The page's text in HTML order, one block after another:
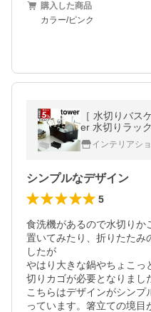
購入した商品
カラー/ピンク
［ 水切りバス
er 水切りラッ
かご キッチン
北欧 おしゃれ
インテリアシ
シンプルなデザイン
5
食洗機があるので水切りか
置いてみたり、折りたたみ
したが
やはり大きな鍋やちょこっ
切りカゴが必要となりまし
こちらはデザインがシンプ
っています。箸立ての境